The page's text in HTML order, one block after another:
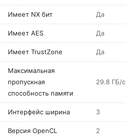
Имеет NX бит Да
Имеет AES Да
Имеет TrustZone Да
Максимальная
пропускная
способность памяти
29.8 ГБ/с
Интерфейс ширина 3
Версия OpenCL 2